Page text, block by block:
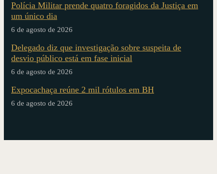
Polícia Militar prende quatro foragidos da Justiça em
um único dia
6 de agosto de 2026
Delegado diz que investigação sobre suspeita de
desvio público está em fase inicial
6 de agosto de 2026
Expocachaça reúne 2 mil rótulos em BH
6 de agosto de 2026